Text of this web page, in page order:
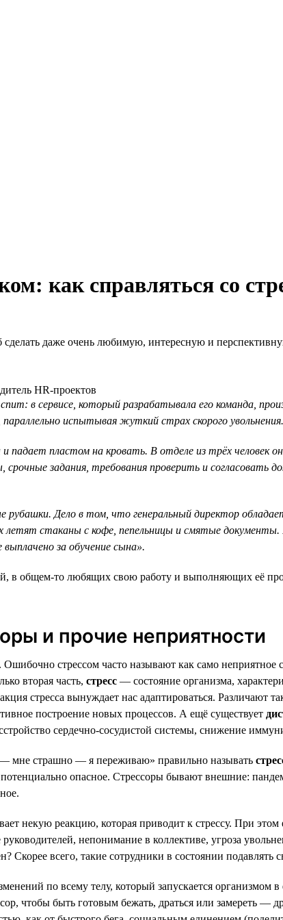
как справляться со
даже очень любимую, интересную и
HR-проектов
в сервисе, который разрабатывала его команда,
испытывая жуткий страх скорого увольнения.
пластом на кровать. В отделе из трёх человек
срочные задания, требования проверить и
Дело в том, что генеральный директор
летят стаканы с кофе, пепельницы и смятые
за обучение сына».
в общем-то любящих свою работу и выполняющих её
и прочие неприятности
стрессом часто называют как само неприятное
вторая часть, стресс — состояние организма,
стресса вынуждает нас адаптироваться. Различают
построение новых процессов. А ещё существует
сердечно-сосудистой системы, снижение
мне страшно — я переживаю» правильно называть
опасное. Стрессоры бывают внешние:
некую реакцию, которая приводит к стрессу. При
непонимание в коллективе, угроза
Скорее всего, такие сотрудники в состоянии подавлять
по всему телу, который запускается организмом
чтобы быть готовым бежать, драться или замереть